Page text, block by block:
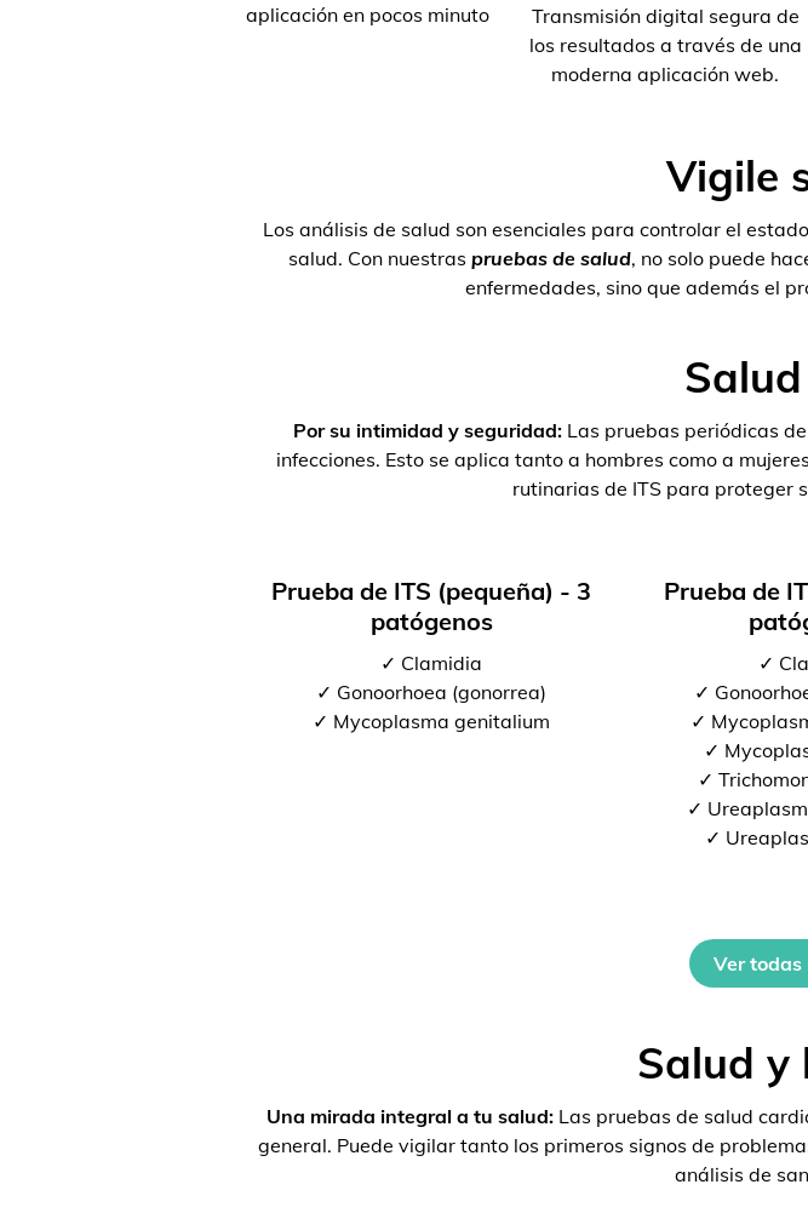
aplicación en pocos minuto
Transmisión digital segura de
los resultados a través de una
moderna aplicación web.
Vigile
Los análisis de salud son esenciales para controlar el
salud. Con nuestras pruebas de salud, no solo puede
enfermedades, sino que además el
Por su intimidad y seguridad: Las pruebas periódicas
infecciones. Esto se aplica tanto a hombres como a
rutinarias de ITS para proteger
Prueba de ITS (pequeña) - 3
patógenos
✓ Clamidia
✓ Gonoorhoea (gonorrea)
✓ Mycoplasma genitalium
Prueba de
✓
✓
✓
✓
✓
✓
✓
Ver todas
Salud y
Una mirada integral a tu salud:Las pruebas de salud
general. Puede vigilar tanto los primeros signos de
análisis de